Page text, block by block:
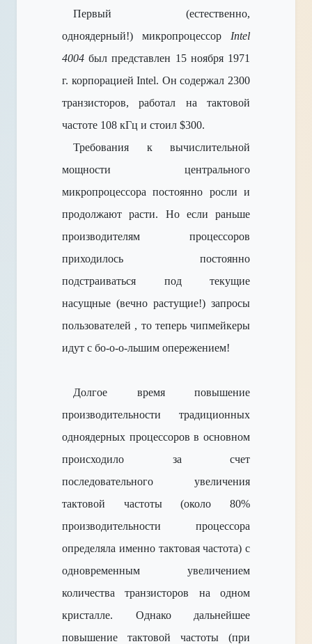
Первый (естественно,
одноядерный!) микропроцессор Intel
4004 был представлен 15 ноября 1971
г. корпорацией Intel. Он содержал 2300
транзисторов, работал на тактовой
частоте 108 кГц и стоил $300.
Требования к вычислительной
мощности центрального
микропроцессора постоянно росли и
продолжают расти. Но если раньше
производителям процессоров
приходилось постоянно
подстраиваться под текущие
насущные (вечно растущие!) запросы
пользователей , то теперь чипмейкеры
идут с бо-о-о-льшим опережением!
Долгое время повышение
производительности традиционных
одноядерных процессоров в основном
происходило за счет
последовательного увеличения
тактовой частоты (около 80%
производительности процессора
определяла именно тактовая частота) с
одновременным увеличением
количества транзисторов на одном
кристалле. Однако дальнейшее
повышение тактовой частоты (при